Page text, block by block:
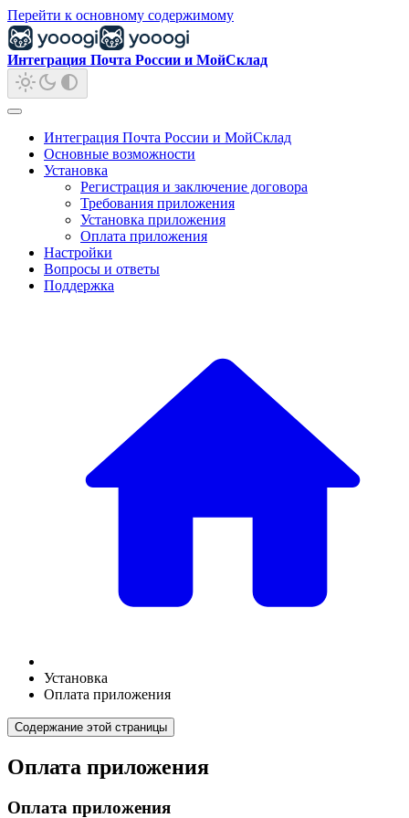
Перейти к основному содержимому
Интеграция Почта России и МойСклад
Интеграция Почта России и МойСклад
Основные возможности
Установка
Регистрация и заключение договора
Требования приложения
Установка приложения
Оплата приложения
Настройки
Вопросы и ответы
Поддержка
Установка
Оплата приложения
Содержание этой страницы
Оплата приложения
Оплата приложения